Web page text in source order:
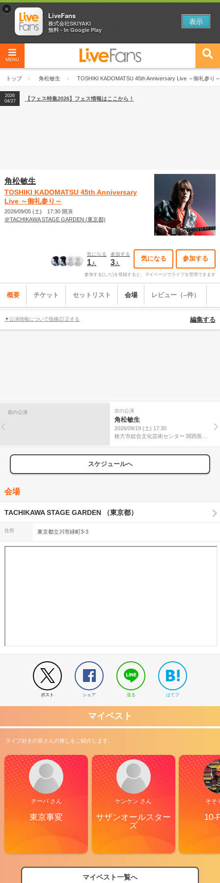
MENU
トップ 角松敏生 TOSHIKI KADOMATSU 45th Anniversary Live ～御礼参り～
2026 【フェス特集2026】フェス情報はここから！
07/28
【ライブ動員ランキング】2026年上半期編発表！
2026
04/27
【フェス特集2026】フェス情報はここから！
角松敏生
TOSHIKI KADOMATSU 45th Anniversary
Live ～御礼参り～
2026/09/05 (土) 17:30 開演
＠TACHIKAWA STAGE GARDEN (東京都)
気になる
1人
参加する
3人
気になる 参加する
参加する(した)を登録すると、マイページでライブを管理できます
概要 チケット セットリスト 会場 レビュー（--件）
▼公演情報について指摘/訂正する 編集する
前の公演 次の公演
角松敏生
2026/09/19 (土) 17:30
枚方市総合文化芸術センター 関西医大
スケジュールへ
会場
TACHIKAWA STAGE GARDEN （東京都）
住所 東京都立川市緑町3-3
ポスト シェア 送る はてブ
マイベスト
ライブ好きの皆さんの推しをご紹介します。
チーバ さん
東京事変
ケンケン さん
サザンオールスター
ズ
そそ
10-
マイベスト一覧へ
【フェス特集2026】フェス情報はここから！
×
LiveFans
株式会社SKIYAKI
無料 - In Google Play
表示